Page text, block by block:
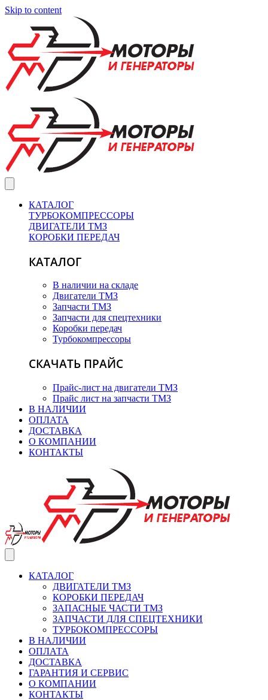
Skip to content
КАТАЛОГ
ТУРБОКОМПРЕССОРЫ
ДВИГАТЕЛИ ТМЗ
КОРОБКИ ПЕРЕДАЧ
КАТАЛОГ
В наличии на складе
Двигатели ТМЗ
Запчасти ТМЗ
Запчасти для спецтехники
Коробки передач
Турбокомпрессоры
СКАЧАТЬ ПРАЙС
Прайс-лист на двигатели ТМЗ
Прайс лист на запчасти ТМЗ
В НАЛИЧИИ
ОПЛАТА
ДОСТАВКА
О КОМПАНИИ
КОНТАКТЫ
КАТАЛОГ
ДВИГАТЕЛИ ТМЗ
КОРОБКИ ПЕРЕДАЧ
ЗАПАСНЫЕ ЧАСТИ ТМЗ
ЗАПЧАСТИ ДЛЯ СПЕЦТЕХНИКИ
ТУРБОКОМПРЕССОРЫ
В НАЛИЧИИ
ОПЛАТА
ДОСТАВКА
ГАРАНТИЯ И СЕРВИС
О КОМПАНИИ
КОНТАКТЫ